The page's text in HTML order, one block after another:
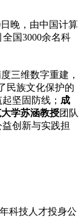
晚，由中国计算
国3000余名科
三维数字重建，
民族文化保护的
坚固防线； 成
学苏涵教授团队
创新与实践担
科技人才投身公